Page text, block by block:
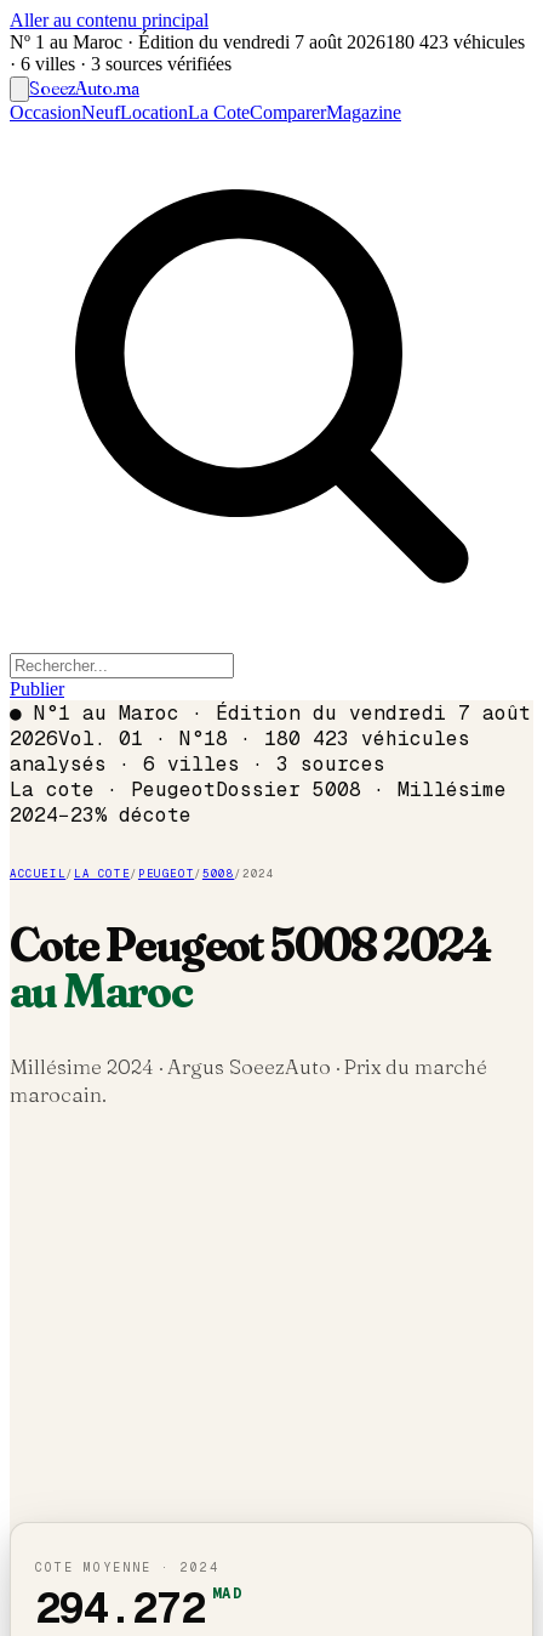
Aller au contenu principal
Nº 1 au Maroc · Édition du vendredi 7 août 2026180 423 véhicules
· 6 villes · 3 sources vérifiées
SoeezAuto.ma
OccasionNeufLocationLa CoteComparerMagazine
Publier
● N°1 au Maroc · Édition du vendredi 7 août
2026Vol. 01 · N°18 · 180 423 véhicules
analysés · 6 villes · 3 sources
La cote · PeugeotDossier 5008 · Millésime
2024−23% décote
ACCUEIL/ LA COTE/ PEUGEOT/5008/2024
CotePeugeot50082024
au Maroc
Millésime 2024 · Argus SoeezAuto · Prix du marché
marocain.
COTE MOYENNE · 2024
294.272 MAD